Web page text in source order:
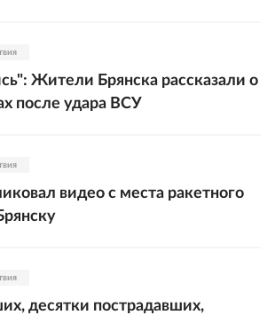
Жители Брянска рассказали о
после удара ВСУ
видео с места ракетного
десятки пострадавших,